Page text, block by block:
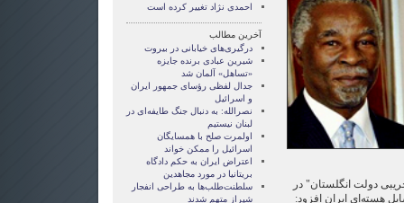
دولت انگلستان" در
هسته‌ای ایران افزود:
احمدی نژاد تغییر کرده است
آخرین مطالب
درگیری‌های خیابانی در بیروت
شیرین عبادی برنده جایزه
«تساهل» آلمان شد
جدال لفظی رؤسای جمهور ایران
و اسرائیل
نصرالله: به دنبال جنگ طایفه‌ای در
لبنان نیستیم
اولمرت صلح با همسایگان
اسرائیل را ممکن خواند
اعتراض ایران به حکم دادگاه
بریتانیا در مورد مجاهدین
سلطنت‌طلب‌ها به طراحی انفجار
شیراز متهم شدند